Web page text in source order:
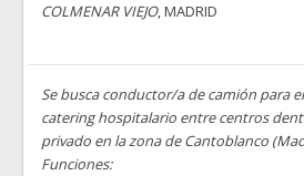
COLMENAR VIEJO, MADRID
Se busca conductor/a de camión para
catering hospitalario entre centros
privado en la zona de Cantoblanco
Funciones: